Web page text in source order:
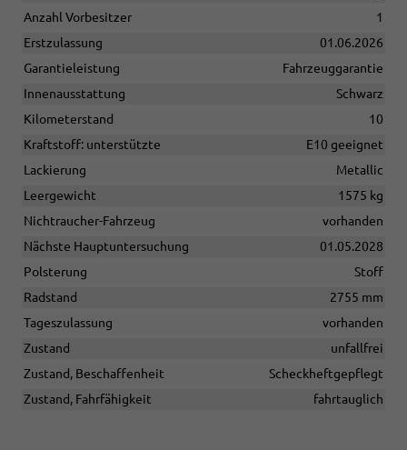
Anzahl Vorbesitzer
1
Erstzulassung
01.06.2026
Garantieleistung
Fahrzeuggarantie
Innenausstattung
Schwarz
Kilometerstand
10
Kraftstoff: unterstützte
E10 geeignet
Lackierung
Metallic
Leergewicht
1575 kg
Nichtraucher-Fahrzeug
vorhanden
Nächste Hauptuntersuchung
01.05.2028
Polsterung
Stoff
Radstand
2755 mm
Tageszulassung
vorhanden
Zustand
unfallfrei
Zustand, Beschaffenheit
Scheckheftgepflegt
Zustand, Fahrfähigkeit
fahrtauglich